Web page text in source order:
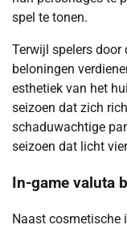
spel te tonen.
Terwijl spelers door
beloningen
esthetiek van het
seizoen dat zich
schaduwachtige
seizoen dat licht
In-game valuta
Naast cosmetische